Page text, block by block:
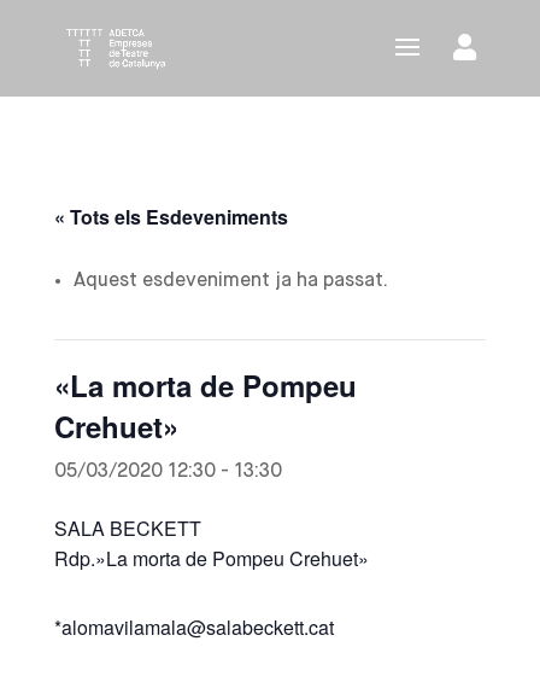
« Tots els Esdeveniments
Aquest esdeveniment ja ha passat.
«La morta de Pompeu
Crehuet»
05/03/2020 12:30- 13:30
SALA BECKETT
Rdp.»La morta de Pompeu Crehuet»
*alomavilamala@salabeckett.cat